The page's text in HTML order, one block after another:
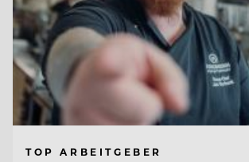
TOP ARBEITGEBER